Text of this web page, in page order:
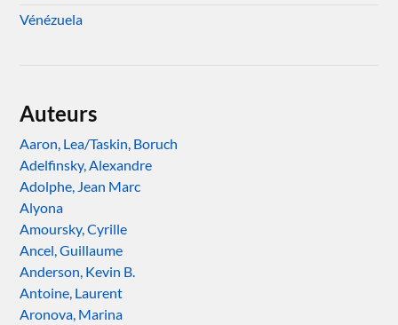
Vénézuela
Auteurs
Aaron, Lea/Taskin, Boruch
Adelfinsky, Alexandre
Adolphe, Jean Marc
Alyona
Amoursky, Cyrille
Ancel, Guillaume
Anderson, Kevin B.
Antoine, Laurent
Aronova, Marina